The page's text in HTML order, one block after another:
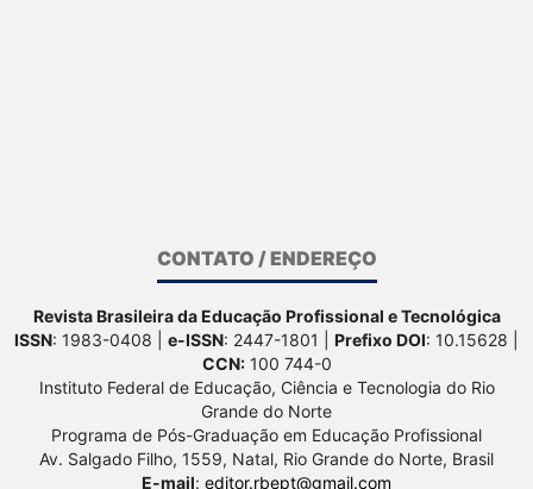
CONTATO / ENDEREÇO
Revista Brasileira da Educação Profissional e Tecnológica
ISSN: 1983-0408 | e-ISSN: 2447-1801 | Prefixo DOI: 10.15628 |
CCN:100 744-0
Instituto Federal de Educação, Ciência e Tecnologia do Rio
Grande do Norte
Programa de Pós-Graduação em Educação Profissional
Av. Salgado Filho, 1559, Natal, Rio Grande do Norte, Brasil
E-mail: editor.rbept@gmail.com